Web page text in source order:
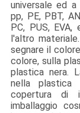
universale ed a
pp, PE, PBT,
PC, PUS,
l'altro
segnare il
colore, sulla
plastica nera.
nella plastica
copertura di
imballaggio